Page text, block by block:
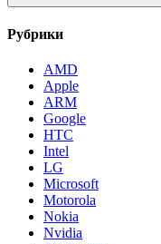
Рубрики
AMD
Apple
ARM
Google
HTC
Intel
LG
Microsoft
Motorola
Nokia
Nvidia